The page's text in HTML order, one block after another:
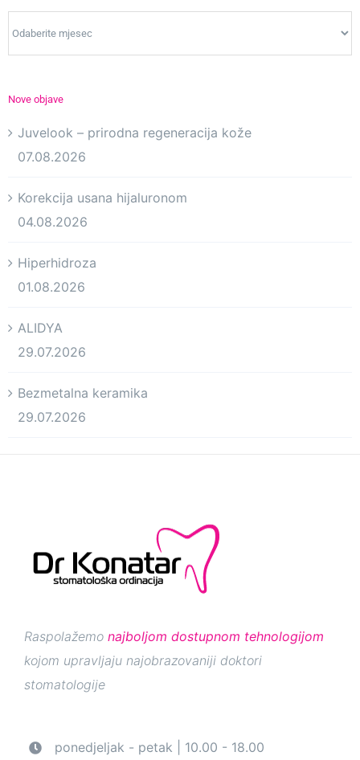
Nove objave
Juvelook – prirodna regeneracija kože
07.08.2026
Korekcija usana hijaluronom
04.08.2026
Hiperhidroza
01.08.2026
ALIDYA
29.07.2026
Bezmetalna keramika
29.07.2026
Raspolažemo najboljom dostupnom tehnologijom
kojom upravljaju najobrazovaniji doktori
stomatologije
ponedjeljak - petak | 10.00 - 18.00